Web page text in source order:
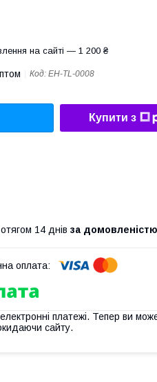
на сайті — 1 200 ₴
Код: EH-TL-0008
Купити з
14 днів за домовленістю
платежі. Тепер ви
сайту.